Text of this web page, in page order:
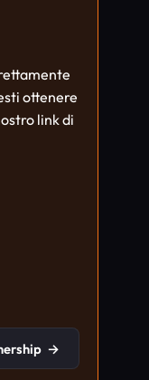
ottenere
link di
→